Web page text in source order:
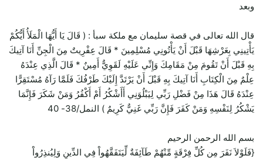
وبعد
قال الله تعالى في قصة سليمان مع ملكة سبأ : ( قَالَ يَا أَيُّهَا الْمَلَأُ أَيُّكُمْ
يَأْتِينِي بِعَرْشِهَا قَبْلَ أَنْ يَأْتُونِي مُسْلِمِينَ * قَالَ عِفْرِيتٌ مِنَ الْجِنِّ أَنَا آتِيكَ
بِهِ قَبْلَ أَنْ تَقُومَ مِنْ مَقَامِكَ وَإِنِّي عَلَيْهِ لَقَوِيٌّ أَمِينٌ * قَالَ الَّذِي عِنْدَهُ
عِلْمٌ مِنَ الْكِتَابِ أَنَا آتِيكَ بِهِ قَبْلَ أَنْ يَرْتَدَّ إِلَيْكَ طَرْفُكَ فَلَمَّا رَآهُ مُسْتَقِرًّا
عِنْدَهُ قَالَ هَذَا مِنْ فَضْلِ رَبِّي لِيَبْلُوَنِي أَأَشْكُرُ أَمْ أَكْفُرُ وَمَنْ شَكَرَ فَإِنَّمَا
يَشْكُرُ لِنَفْسِهِ وَمَنْ كَفَرَ فَإِنَّ رَبِّي غَنِيٌّ كَرِيمٌ ) النمل/38- 40
بسم الله الرحمن الرحيم
{فَلَوْلاَ نَفَرَ مِن كُلِّ فِرْقَةٍ مِّنْهُمْ طَآئِفَةٌ لِّيَتَفَقَّهُواْ فِي الدِّينِ وَلِيُنذِرُواْ